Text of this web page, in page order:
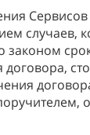
случаев,
законом